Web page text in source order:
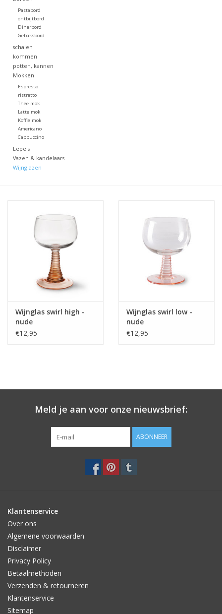
SALE
KAMERS
ALGEMEEN
Merken
Pastabord
ontbijtbord
Dinerbord
Gebaksbord
schalen
kommen
potten, kannen
Mokken
Espresso
ristretto
Thee mok
Latte mok
Koffie mok
Americano
Cappuccino
Lepels
Vazen & kandelaars
Wijnglazen
Wijnglas swirl high -
nude
€12,95
Wijnglas swirl low -
nude
€12,95
Meld je aan voor onze nieuwsbrief:
ABONNEER
Klantenservice
Over ons
Algemene voorwaarden
Disclaimer
Privacy Policy
Betaalmethoden
Verzenden & retourneren
Klantenservice
Sitemap